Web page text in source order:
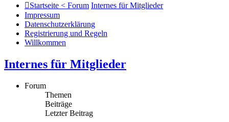
Startseite < Forum Internes für Mitglieder
Impressum
Datenschutzerklärung
Registrierung und Regeln
Willkommen
Internes für Mitglieder
Forum
Themen
Beiträge
Letzter Beitrag